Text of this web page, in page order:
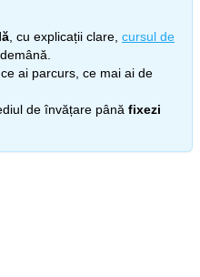
, cu explicații clare, cursul de
ai parcurs, ce mai ai de
de învățare până fixezi